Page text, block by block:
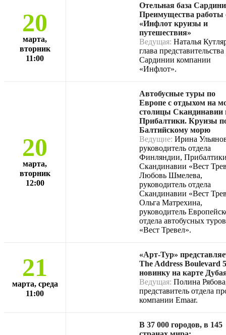
20
марта,
вторник
11:00
Отельная база
Преимущества работы
«Инфлот круизы и
путешествия»
Ведущая: Наталья
глава
Сардинии компании
«Инфлот».
20
марта,
вторник
12:00
Автобусные туры по
Европе с отдыхом на
столицы Скандинавии
Прибалтики. Круизы
Балтийскому морю
Ведущие: Ирина
руководитель отдела
Финляндии,
Скандинавии «Вест
Любовь Шмелева,
руководитель отдела
Скандинавии «Вест
Ольга Матрехина,
руководитель
отдела автобусных туров
«Вест Тревел».
21
марта, среда
11:00
«Арт-Тур»
The Address Boulevard
новинку на карте
Ведущая: Полина
представитель отдела
компании Emaar.
В 37 000 городов, в 145